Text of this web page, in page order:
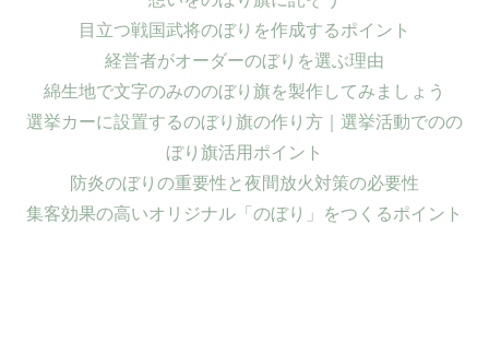
目立つ戦国武将のぼりを作成するポイント
経営者がオーダーのぼりを選ぶ理由
綿生地で文字のみののぼり旗を製作してみましょう
選挙カーに設置するのぼり旗の作り方｜選挙活動でのの
ぼり旗活用ポイント
防炎のぼりの重要性と夜間放火対策の必要性
集客効果の高いオリジナル「のぼり」をつくるポイント